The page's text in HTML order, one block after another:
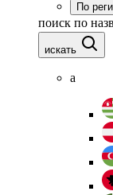
По
поиск по
искать
а